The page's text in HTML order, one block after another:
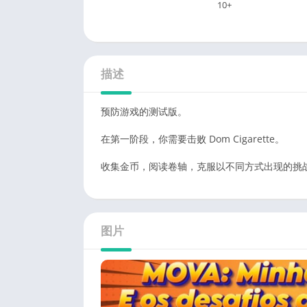
10+
描述
预防游戏的测试版。
在第一阶段，你需要击败 Dom Cigarette。
收集金币，阅读卷轴，克服以不同方式出现的挑
图片